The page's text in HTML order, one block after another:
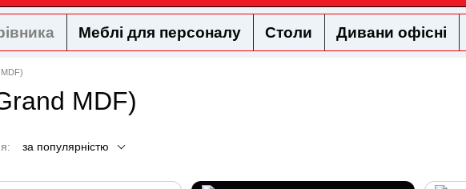
Меблі для персоналу Столи Дивани офісні
MDF)
за популярністю